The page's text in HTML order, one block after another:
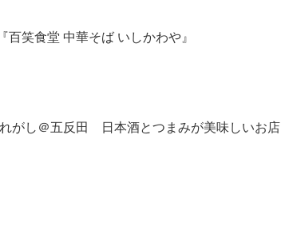
百笑食堂 中華そば いしかわや』
がし＠五反田 日本酒とつまみが美味しいお店